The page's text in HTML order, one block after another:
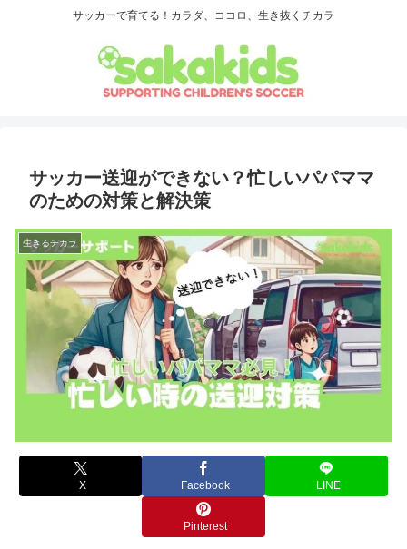
サッカーで育てる！カラダ、ココロ、生き抜くチカラ
サッカー送迎ができない？忙しいパパママ
のための対策と解決策
生きるチカラ
X Facebook LINE
Pinterest